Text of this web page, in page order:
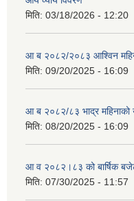
मिति: 03/18/2026 - 12:20
आ ब २०८२/२०८३ आश्विन
मिति: 09/20/2025 - 16:09
आ ब २०८२/८३ भाद्र महिनाको
मिति: 08/20/2025 - 16:09
आ व २०८२।८३ को बार्षिक
मिति: 07/30/2025 - 11:57